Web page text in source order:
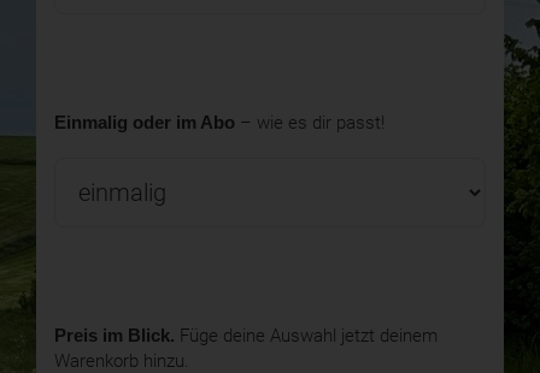
Einmalig oder im Abo – wie es dir passt!
Preis im Blick. Füge deine Auswahl jetzt deinem
Warenkorb hinzu.